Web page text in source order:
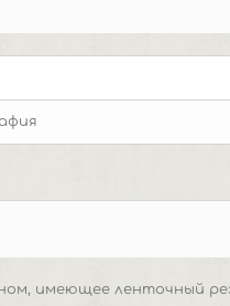
имеющее ленточный